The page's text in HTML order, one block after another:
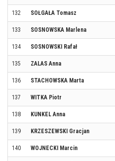
132 SOŁGAŁA Tomasz
133 SOSNOWSKA Marlena
134 SOSNOWSKI Rafał
135 ZALAS Anna
136 STACHOWSKA Marta
137 WITKA Piotr
138 KUNKEL Anna
139 KRZESZEWSKI Gracjan
140 WOJNECKI Marcin